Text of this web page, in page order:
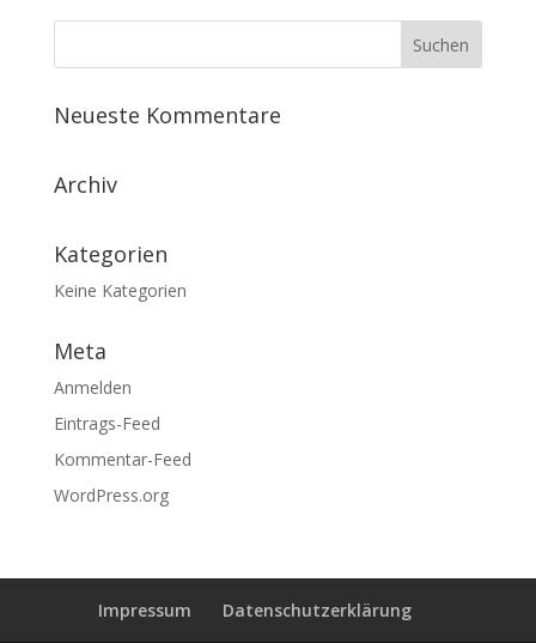
Neueste Kommentare
Archiv
Kategorien
Keine Kategorien
Meta
Anmelden
Eintrags-Feed
Kommentar-Feed
WordPress.org
Impressum Datenschutzerklärung